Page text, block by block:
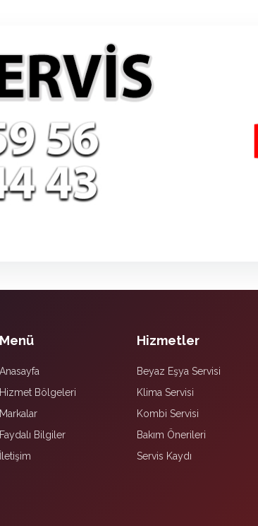
Menü
Anasayfa
Hizmet Bölgeleri
Markalar
Faydalı Bilgiler
İletişim
Hizmetler
Beyaz Eşya Servisi
Klima Servisi
Kombi Servisi
Bakım Önerileri
Servis Kaydı